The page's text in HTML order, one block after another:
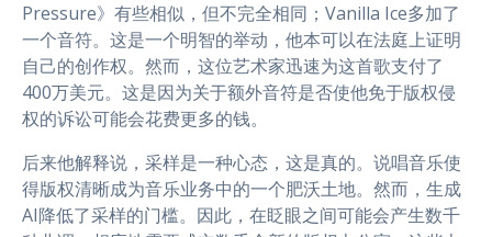
Pressure》有些相似，但不完全相同；Vanilla Ice多加了
一个音符。这是一个明智的举动，他本可以在法庭上证明
自己的创作权。然而，这位艺术家迅速为这首歌支付了
400万美元。这是因为关于额外音符是否使他免于版权侵
权的诉讼可能会花费更多的钱。
后来他解释说，采样是一种心态，这是真的。说唱音乐使
得版权清晰成为音乐业务中的一个肥沃土地。然而，生成
AI降低了采样的门槛。因此，在眨眼之间可能会产生数千